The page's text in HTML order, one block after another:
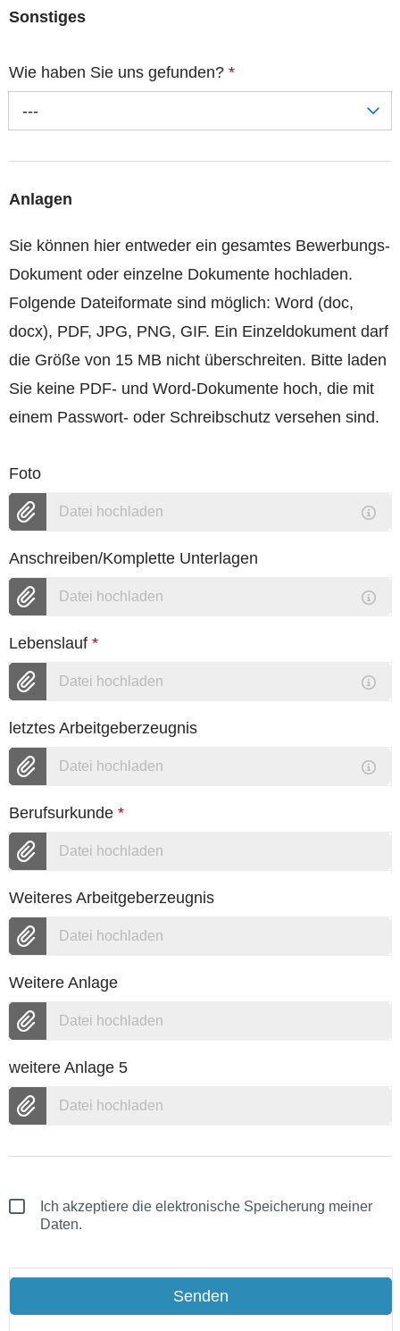
Sonstiges
Wie haben Sie uns gefunden? *
---
Anlagen
Sie können hier entweder ein gesamtes Bewerbungs-
Dokument oder einzelne Dokumente hochladen.
Folgende Dateiformate sind möglich: Word (doc,
docx), PDF, JPG, PNG, GIF. Ein Einzeldokument darf
die Größe von 15 MB nicht überschreiten. Bitte laden
Sie keine PDF- und Word-Dokumente hoch, die mit
einem Passwort- oder Schreibschutz versehen sind.
Foto
Datei hochladen
Anschreiben/Komplette Unterlagen
Datei hochladen
Lebenslauf *
Datei hochladen
letztes Arbeitgeberzeugnis
Datei hochladen
Berufsurkunde *
Datei hochladen
Weiteres Arbeitgeberzeugnis
Datei hochladen
Weitere Anlage
Datei hochladen
weitere Anlage 5
Datei hochladen
Ich akzeptiere die elektronische Speicherung meiner
Daten.
Senden